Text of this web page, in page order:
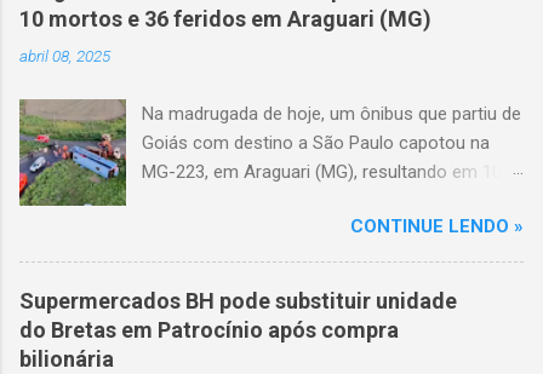
10 mortos e 36 feridos em Araguari (MG)
abril 08, 2025
Na madrugada de hoje, um ônibus que partiu de
Goiás com destino a São Paulo capotou na
MG-223, em Araguari (MG), resultando em 10
volta das 3h40, próximo ao trevo de Queixinho,
quando o motorista perdeu o controle do
veículo, atravessou o canteiro central e
capotou em uma alça de acesso. Entre as
vítimas fatais, há duas crianças de
CONTINUE LENDO »
Supermercados BH pode substituir unidade
do Bretas em Patrocínio após compra
bilionária